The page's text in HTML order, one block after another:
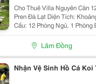
Cho Thuê Villa Nguyên Căn
Pren Đà Lạt Diện Tích:
Cấu: 12 Phòng Ngủ, 1
Vệ Sinh Đầy Đủ Nhà Có Sân Vườn, Hồ Cá Koi, Thích
Hợp Kinh Doanh Nghỉ Dưỡng. Địa Chỉ: Giữa Đèo
Pren,...
Lâm Đồng
Nhận Vệ Sinh Hồ Cá Koi